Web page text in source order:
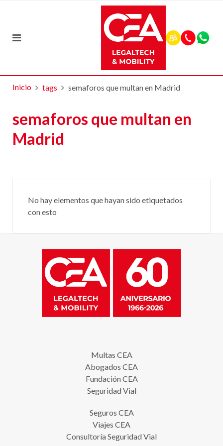
Inicio tags semaforos que multan en Madrid
semaforos que multan en
Madrid
No hay elementos que hayan sido etiquetados
con esto
Multas CEA
Abogados CEA
Fundación CEA
Seguridad Vial
Seguros CEA
Viajes CEA
Consultoría Seguridad Vial